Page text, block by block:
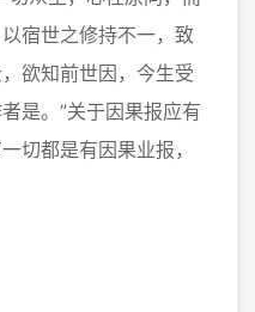
宿世之修持不一，致
欲知前世因，今生受
是。”关于因果报应有
切都是有因果业报，